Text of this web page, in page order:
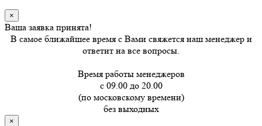
×
Ваша заявка принята!
В самое ближайшее время с Вами свяжется наш менеджер и
ответит на все вопросы.
Время работы менеджеров
с 09.00 до 20.00
(по московскому времени)
без выходных
×